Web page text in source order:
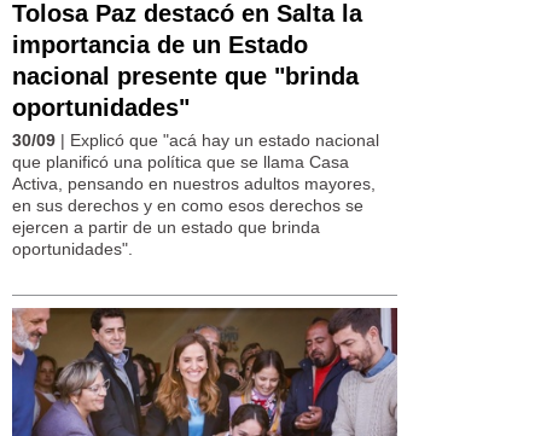
Tolosa Paz destacó en Salta la
importancia de un Estado
nacional presente que "brinda
oportunidades"
30/09 | Explicó que "acá hay un estado nacional
que planificó una política que se llama Casa
Activa, pensando en nuestros adultos mayores,
en sus derechos y en como esos derechos se
ejercen a partir de un estado que brinda
oportunidades".